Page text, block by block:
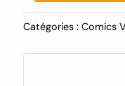
Catégories : Comics